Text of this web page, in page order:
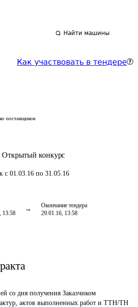
Найти машины
Как участвовать в тендере
поставщиков
Открытый конкурс
с 01.03.16 по 31.05.16
13:58
Окончание тендера
29.01.16, 13:58
со дня получения Заказчиком
актов выполненных работ и ТТН/ТН